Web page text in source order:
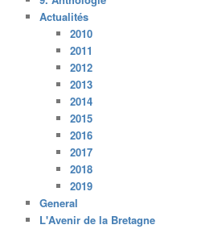
Actualités
2010
2011
2012
2013
2014
2015
2016
2017
2018
2019
General
L'Avenir de la Bretagne